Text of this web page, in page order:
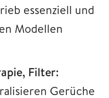
essenziell und
Modellen
Filter:
Gerüche